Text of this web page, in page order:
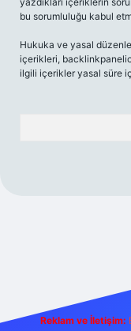
bu sorumluluğu kabul
Hukuka ve yasal
içerikleri,
ilgili içerikler yasal süre
Reklam ve İletişim: